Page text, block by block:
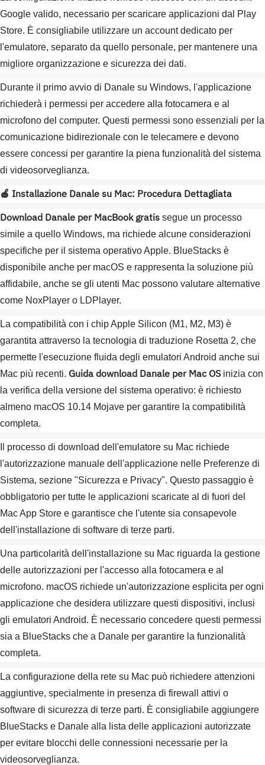
Google valido, necessario per scaricare applicazioni dal Play
Store. È consigliabile utilizzare un account dedicato per
l'emulatore, separato da quello personale, per mantenere una
migliore organizzazione e sicurezza dei dati.
Durante il primo avvio di Danale su Windows, l'applicazione
richiederà i permessi per accedere alla fotocamera e al
microfono del computer. Questi permessi sono essenziali per la
comunicazione bidirezionale con le telecamere e devono
essere concessi per garantire la piena funzionalità del sistema
di videosorveglianza.
🍎 Installazione Danale su Mac: Procedura Dettagliata
Download Danale per MacBook gratis segue un processo
simile a quello Windows, ma richiede alcune considerazioni
specifiche per il sistema operativo Apple. BlueStacks è
disponibile anche per macOS e rappresenta la soluzione più
affidabile, anche se gli utenti Mac possono valutare alternative
come NoxPlayer o LDPlayer.
La compatibilità con i chip Apple Silicon (M1, M2, M3) è
garantita attraverso la tecnologia di traduzione Rosetta 2, che
permette l'esecuzione fluida degli emulatori Android anche sui
Mac più recenti. Guida download Danale per Mac OS inizia con
la verifica della versione del sistema operativo: è richiesto
almeno macOS 10.14 Mojave per garantire la compatibilità
completa.
Il processo di download dell'emulatore su Mac richiede
l'autorizzazione manuale dell'applicazione nelle Preferenze di
Sistema, sezione "Sicurezza e Privacy". Questo passaggio è
obbligatorio per tutte le applicazioni scaricate al di fuori del
Mac App Store e garantisce che l'utente sia consapevole
dell'installazione di software di terze parti.
Una particolarità dell'installazione su Mac riguarda la gestione
delle autorizzazioni per l'accesso alla fotocamera e al
microfono. macOS richiede un'autorizzazione esplicita per ogni
applicazione che desidera utilizzare questi dispositivi, inclusi
gli emulatori Android. È necessario concedere questi permessi
sia a BlueStacks che a Danale per garantire la funzionalità
completa.
La configurazione della rete su Mac può richiedere attenzioni
aggiuntive, specialmente in presenza di firewall attivi o
software di sicurezza di terze parti. È consigliabile aggiungere
BlueStacks e Danale alla lista delle applicazioni autorizzate
per evitare blocchi delle connessioni necessarie per la
videosorveglianza.